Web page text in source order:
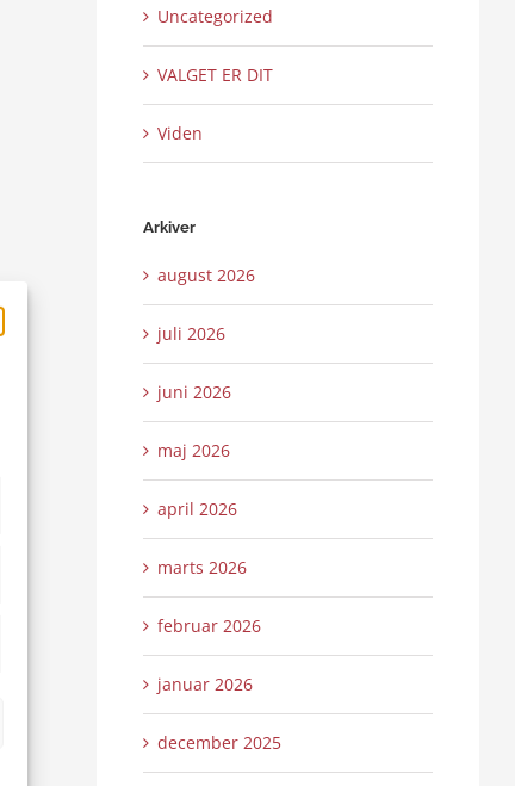
Uncategorized
VALGET ER DIT
Viden
Arkiver
august 2026
juli 2026
juni 2026
maj 2026
april 2026
marts 2026
februar 2026
januar 2026
december 2025